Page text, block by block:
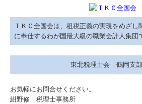
ＴＫＣ全国会は、租税正義の実現をめざし
に奉仕するわが国最大級の職業会計人集団
東北税理士会 鶴岡支
お気軽にお問合せください。
紺野修 税理士事務所